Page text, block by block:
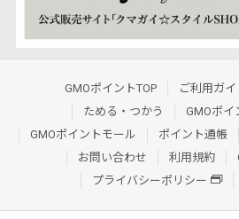
GMOポイントTOP ご利用ガイ
ためる・つかう
GMOポイ
GMOポイントモール
ポイント通帳
お問い合わせ
利用規約
プライバシーポリシー